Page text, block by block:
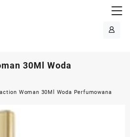
30Ml Woda
Woman 30Ml Woda Perfumowana